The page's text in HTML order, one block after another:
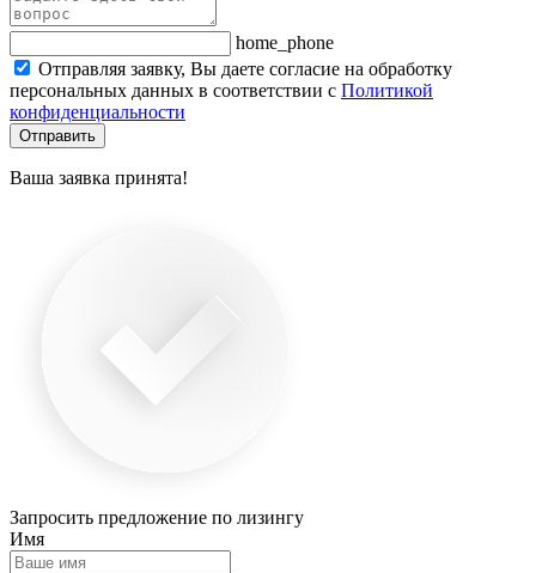
home_phone
Отправляя заявку, Вы даете согласие на обработку
персональных данных в соответствии с Политикой
конфиденциальности
Отправить
Ваша заявка принята!
Запросить предложение по лизингу
Имя